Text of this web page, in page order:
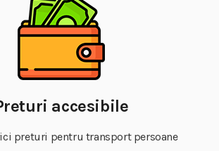
accesibile
preturi pentru transport persoane